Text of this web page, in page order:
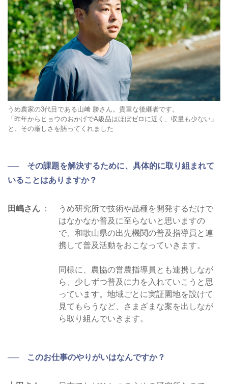
うめ農家の3代目である山﨑 勝さん。貴重な後継者です。
「昨年からヒョウのおかげでA級品はほぼゼロに近く、収量も少ない」
と、その厳しさを語ってくれました
── その課題を解決するために、具体的に取り組まれて
いることはありますか？
田嶋さん
うめ研究所で技術や品種を開発するだけで
はなかなか普及に至らないと思いますの
で、和歌山県の出先機関の普及指導員と連
携して普及活動をおこなっていきます。
同様に、農協の営農指導員とも連携しなが
ら、少しずつ普及に力を入れていこうと思
っています。地域ごとに実証園地を設けて
見てもらうなど、さまざまな案を出しなが
ら取り組んでいきます。
── このお仕事のやりがいはなんですか？